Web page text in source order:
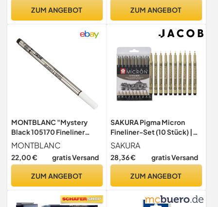
Handlettering
ZUM ANGEBOT ZUM ANGEBOT
MONTBLANC "Mystery
Black 105170 Fineliner
Ersatzminen B – Refill – 2 x
Fineliner-Minen schwarz
MONTBLANC
22,00 € gratis Versand
ZUM ANGEBOT
SAKURA Pigma Micron
Fineliner-Set (10 Stück) |
wasserfeste, permanente
schwarze Tinte,
verschiedene Größen
Zeichnen und Tagebuch
SAKURA
28,36 € gratis Versand
ZUM ANGEBOT